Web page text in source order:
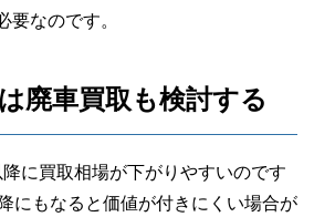
要なのです。
廃車買取も検討する
に買取相場が下がりやすいのです
にもなると価値が付きにくい場合が